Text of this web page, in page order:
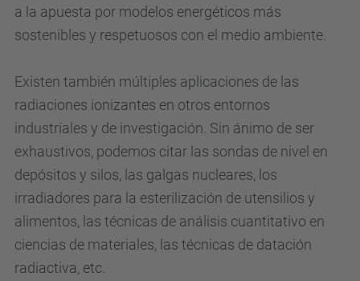
a la apuesta por modelos energéticos más
sostenibles y respetuosos con el medio ambiente.
Existen también múltiples aplicaciones de las
radiaciones ionizantes en otros entornos
industriales y de investigación. Sin ánimo de ser
exhaustivos, podemos citar las sondas de nivel en
depósitos y silos, las galgas nucleares, los
irradiadores para la esterilización de utensilios y
alimentos, las técnicas de análisis cuantitativo en
ciencias de materiales, las técnicas de datación
radiactiva, etc.